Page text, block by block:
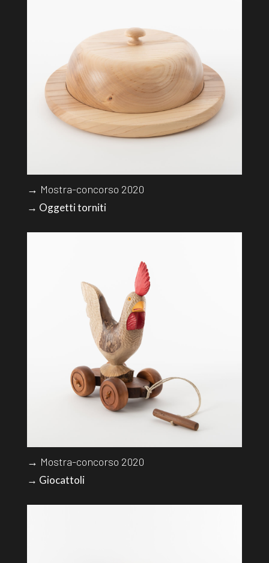
→ Mostra-concorso 2020
→ Oggetti torniti
→ Mostra-concorso 2020
→ Giocattoli